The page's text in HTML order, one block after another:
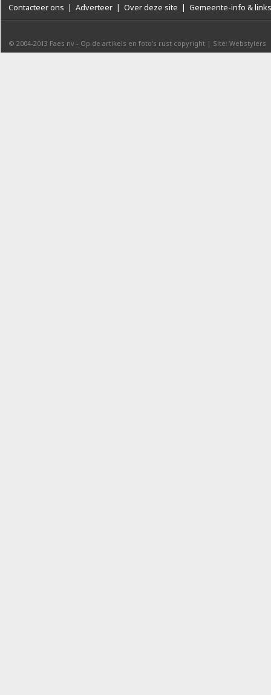
Contacteer ons | Adverteer | Over deze site | Gemeente-info & links
© 2004-2013 Faes nv - Op de artikels en foto’s rust copyright | Site: Webstylers